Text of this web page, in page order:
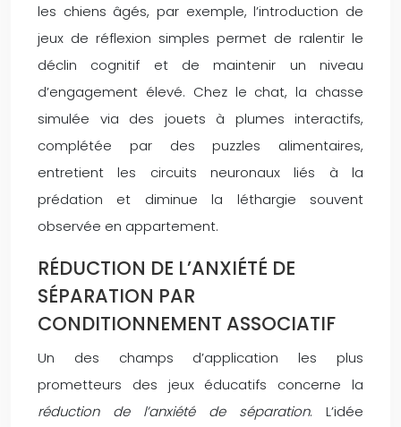
les chiens âgés, par exemple, l’introduction de
jeux de réflexion simples permet de ralentir le
déclin cognitif et de maintenir un niveau
d’engagement élevé. Chez le chat, la chasse
simulée via des jouets à plumes interactifs,
complétée par des puzzles alimentaires,
entretient les circuits neuronaux liés à la
prédation et diminue la léthargie souvent
observée en appartement.
RÉDUCTION DE L’ANXIÉTÉ DE
SÉPARATION PAR
CONDITIONNEMENT ASSOCIATIF
Un des champs d’application les plus
prometteurs des jeux éducatifs concerne la
réduction de l’anxiété de séparation. L’idée